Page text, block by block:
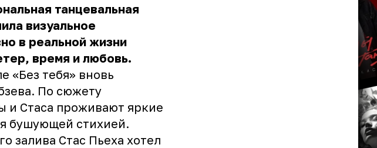
танцевальная
визуальное
в реальной жизни
время и любовь.
«Без тебя» вновь
По сюжету
и Стаса проживают яркие
бушующей стихией.
залива Стас Пьеха хотел